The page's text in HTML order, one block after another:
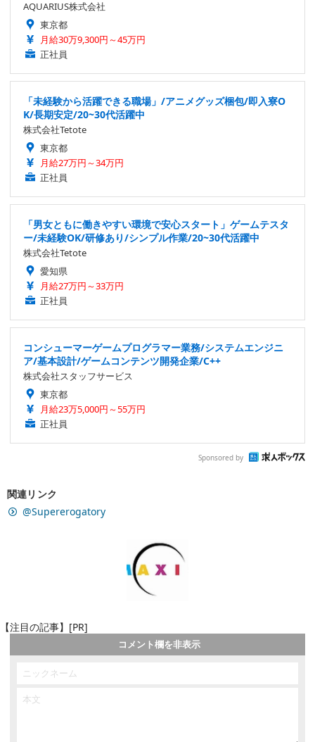
AQUARIUS株式会社
東京都
月給30万9,300円～45万円
正社員
「未経験から活躍できる職場」/アニメグッズ梱包/即入寮O
K/長期安定/20~30代活躍中
株式会社Tetote
東京都
月給27万円～34万円
正社員
「男女ともに働きやすい環境で安心スタート」ゲームテスタ
ー/未経験OK/研修あり/シンプル作業/20~30代活躍中
株式会社Tetote
愛知県
月給27万円～33万円
正社員
コンシューマーゲームプログラマー業務/システムエンジニ
ア/基本設計/ゲームコンテンツ開発企業/C++
株式会社スタッフサービス
東京都
月給23万5,000円～55万円
正社員
Sponsored by
関連リンク
@Supererogatory
【注目の記事】[PR]
コメント欄を非表示